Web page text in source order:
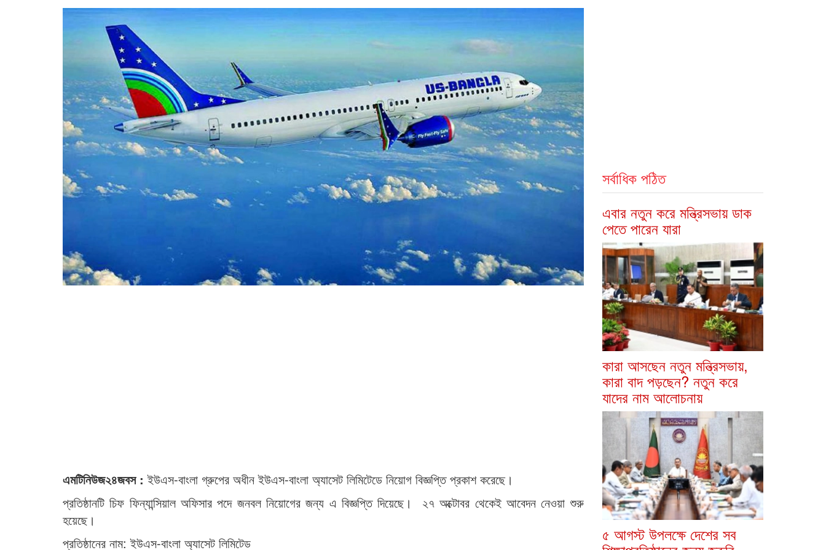
এমটিনিউজ২৪জবস : ইউএস-বাংলা গ্রুপের অধীন ইউএস-বাংলা অ্যাসেট লিমিটেডে নিয়োগ বিজ্ঞপ্তি প্রকাশ করেছে।
প্রতিষ্ঠানটি চিফ ফিন্যান্সিয়াল অফিসার পদে জনবল নিয়োগের জন্য এ বিজ্ঞপ্তি দিয়েছে। ২৭ অক্টোবর থেকেই আবেদন নেওয়া শুরু
হয়েছে।
প্রতিষ্ঠানের নাম: ইউএস-বাংলা অ্যাসেট লিমিটেড
সর্বাধিক পঠিত
এবার নতুন করে মন্ত্রিসভায় ডাক
পেতে পারেন যারা
কারা আসছেন নতুন মন্ত্রিসভায়,
কারা বাদ পড়ছেন? নতুন করে
যাদের নাম আলোচনায়
৫ আগস্ট উপলক্ষে দেশের সব